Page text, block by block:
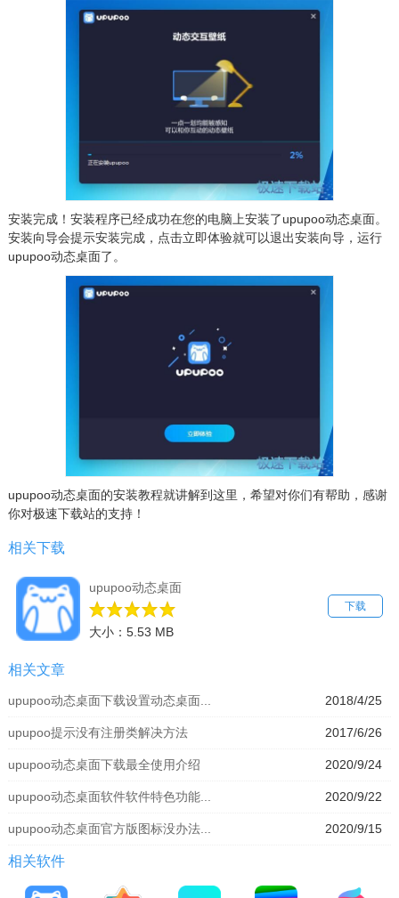
安装完成！安装程序已经成功在您的电脑上安装了upupoo动态桌面。
安装向导会提示安装完成，点击立即体验就可以退出安装向导，运行
upupoo动态桌面了。
upupoo动态桌面的安装教程就讲解到这里，希望对你们有帮助，感谢
你对极速下载站的支持！
相关下载
下载
upupoo动态桌面
大小：5.53 MB
相关文章
2018/4/25
upupoo动态桌面下载设置动态桌面...
2017/6/26
upupoo提示没有注册类解决方法
2020/9/24
upupoo动态桌面下载最全使用介绍
2020/9/22
upupoo动态桌面软件软件特色功能...
2020/9/15
upupoo动态桌面官方版图标没办法...
相关软件